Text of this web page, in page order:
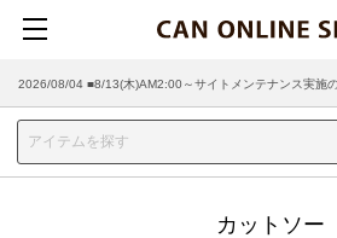
2026/08/04 ■8/13(木)AM2:00～サイトメンテナンス実施
2026/07/29 ■【お知らせ】ヤマト運輸の配送遅延・停止
カットソー